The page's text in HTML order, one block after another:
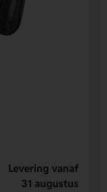
Levering vanaf
31 augustus